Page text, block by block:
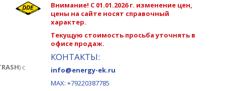
) с
Внимание! С 01.01.2026 г. изменение цен,
цены на сайте носят справочный
характер.
Текущую стоимость просьба уточнять в
офисе продаж.
КОНТАКТЫ:
info@energy-ek.ru
MAX: +79220387785